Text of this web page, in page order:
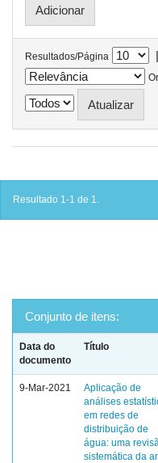
Resultados/Página |
Resultado 1-1 de 1.
Conjunto de itens:
Data do
documento
Título
9-Mar-2021
Aplicação de
análises
em redes de
distribuição de
água: uma
sistemática da